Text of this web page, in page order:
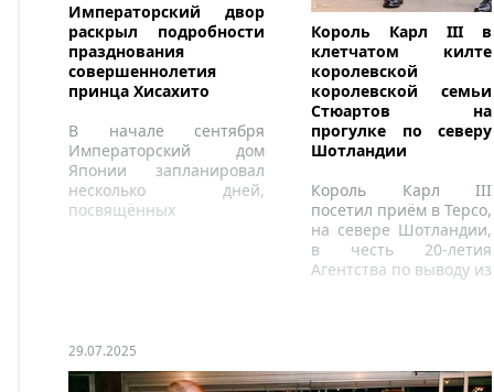
Императорский двор
раскрыл подробности
празднования
совершеннолетия
принца Хисахито
В начале сентября
Императорский дом
Японии запланировал
несколько дней,
посвящённых
29.07.2025
Король Карл III в
клетчатом килте
королевской
королевской семьи
Стюартов на
прогулке по северу
Шотландии
Король Карл III
посетил приём в Терсо,
на севере Шотландии,
в честь 20-летия
Агентства по выводу из